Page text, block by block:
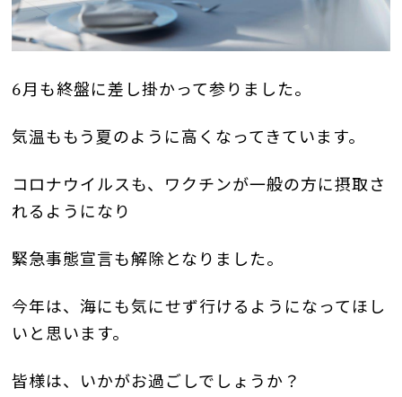
6月も終盤に差し掛かって参りました。
気温ももう夏のように高くなってきています。
コロナウイルスも、ワクチンが一般の方に摂取さ
れるようになり
緊急事態宣言も解除となりました。
今年は、海にも気にせず行けるようになってほし
いと思います。
皆様は、いかがお過ごしでしょうか？